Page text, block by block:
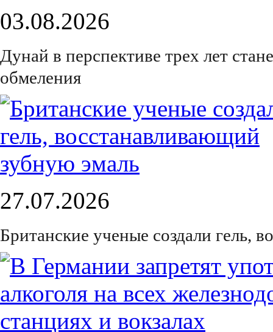
03.08.2026
Дунай в перспективе трех лет
обмеления
27.07.2026
Британские ученые создали гель,